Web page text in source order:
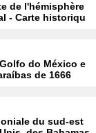
de l'hémisphère
- Carte historiqu
do México e
de 1666
du sud-est